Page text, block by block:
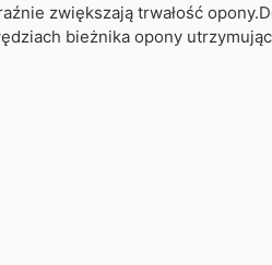
zwiększają trwałość
bieżnika opony